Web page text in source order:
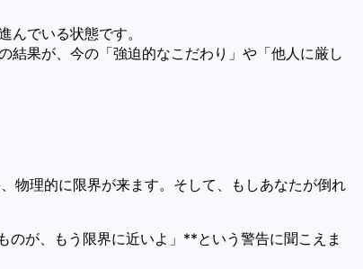
でいる状態です。
結果が、今の「強迫的なこだわり」や「他人に厳し
物理的に限界が来ます。そして、もしあなたが倒れ
が、もう限界に近いよ」**という警告に聞こえま